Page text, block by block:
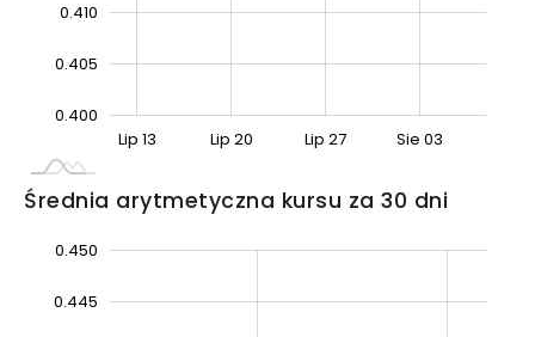
0.400
0.405
0.410
Lip 06Lip 13 Lip 20 Lip 27 Sie 03
Sie 10
Średnia arytmetyczna kursu za 30 dni
0.445
0.450